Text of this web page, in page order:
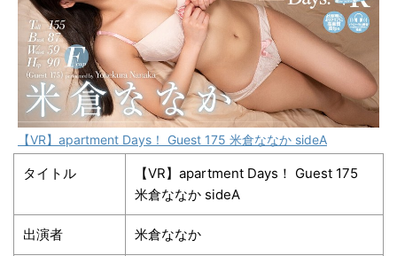
【VR】apartment Days！ Guest 175 米倉ななか sideA
タイトル
【VR】apartment Days！ Guest 175
米倉ななか sideA
出演者 米倉ななか